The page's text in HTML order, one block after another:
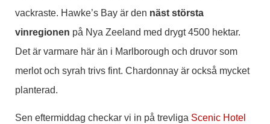
vackraste. Hawke’s Bay är den näst största
vinregionen på Nya Zeeland med drygt 4500 hektar.
Det är varmare här än i Marlborough och druvor som
merlot och syrah trivs fint. Chardonnay är också mycket
planterad.
Sen eftermiddag checkar vi in på trevliga Scenic Hotel